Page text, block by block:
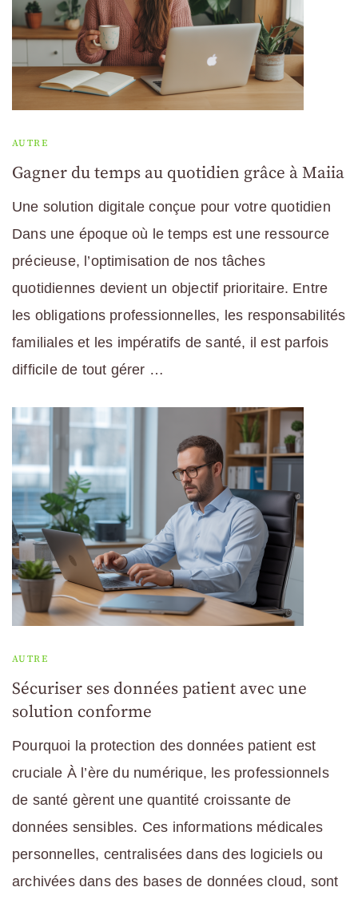
AUTRE
Gagner du temps au quotidien grâce à Maiia
Une solution digitale conçue pour votre quotidien
Dans une époque où le temps est une ressource
précieuse, l’optimisation de nos tâches
quotidiennes devient un objectif prioritaire. Entre
les obligations professionnelles, les responsabilités
familiales et les impératifs de santé, il est parfois
difficile de tout gérer …
AUTRE
Sécuriser ses données patient avec une
solution conforme
Pourquoi la protection des données patient est
cruciale À l’ère du numérique, les professionnels
de santé gèrent une quantité croissante de
données sensibles. Ces informations médicales
personnelles, centralisées dans des logiciels ou
archivées dans des bases de données cloud, sont